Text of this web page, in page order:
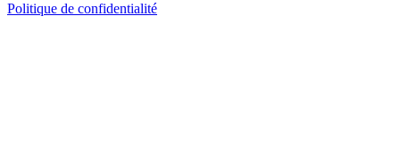
Politique de confidentialité